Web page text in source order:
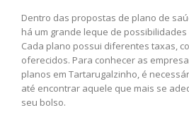
Dentro das propostas de plano de
há um grande leque de
Cada plano possui diferentes taxas,
oferecidos. Para conhecer as
planos em Tartarugalzinho, é
até encontrar aquele que mais se
seu bolso.